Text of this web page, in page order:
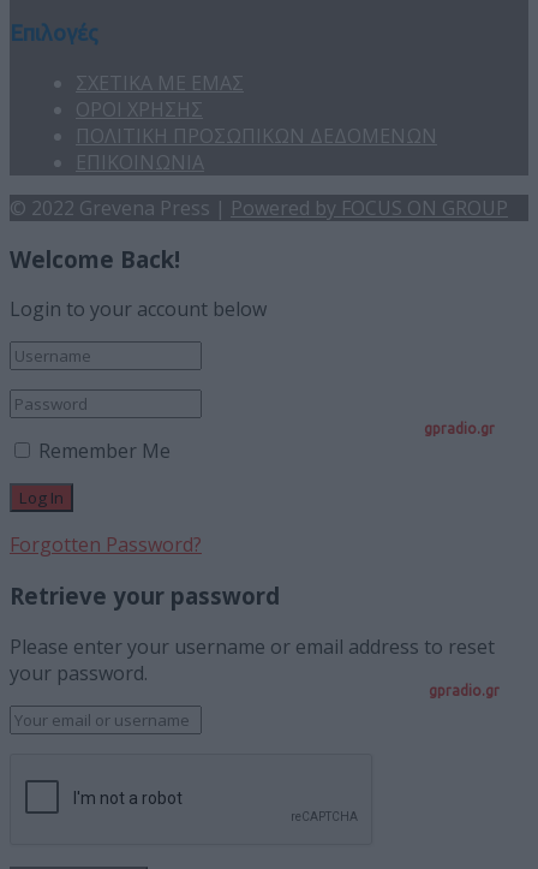
gpradio.gr
Επιλογές
ΣΧΕΤΙΚΑ ΜΕ ΕΜΑΣ
ΟΡΟΙ ΧΡΗΣΗΣ
ΠΟΛΙΤΙΚΗ ΠΡΟΣΩΠΙΚΩΝ ΔΕΔΟΜΕΝΩΝ
ΕΠΙΚΟΙΝΩΝΙΑ
© 2022 Grevena Press | Powered by FOCUS ON GROUP
Welcome Back!
Login to your account below
Remember Me
Forgotten Password?
Retrieve your password
Please enter your username or email address to reset
your password.
gpradio.gr